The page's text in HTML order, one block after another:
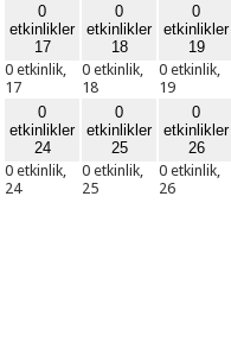
0
etkinlikler
17
0 etkinlik,
17
0
etkinlikler
18
0 etkinlik,
18
0
etkinlikler
19
0 etkinlik,
19
0
etkinlikler
24
0 etkinlik,
24
0
etkinlikler
25
0 etkinlik,
25
0
etkinlikler
26
0 etkinlik,
26